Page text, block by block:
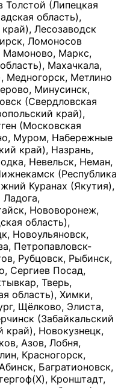
Толстой (Липецкая
область),
Лесозаводск
Ломоносов
Мамоново, Маркс,
Махачкала,
Медногорск, Метлино
Минусинск,
(Свердловская
край),
(Московская
Муром, Набережные
край), Назрань,
Невельск, Неман,
(Республика
Куранах (Якутия),
Нововоронеж,
область),
Новоульяновск,
Петропавловск-
Рубцовск, Рыбинск,
Сергиев Посад,
Тверь,
область), Химки,
Щёлково, Элиста,
(Забайкальский
край), Новокузнецк,
Азов, Лобня,
Красногорск,
Багратионовск,
Кронштадт,